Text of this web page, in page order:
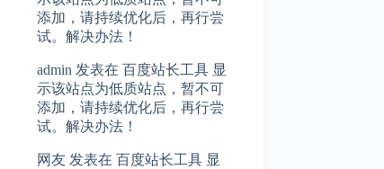
添加，请持续优化后，再行尝
试。解决办法！
admin 发表在百度站长工具 显
示该站点为低质站点，暂不可
添加，请持续优化后，再行尝
试。解决办法！
网友 发表在百度站长工具 显